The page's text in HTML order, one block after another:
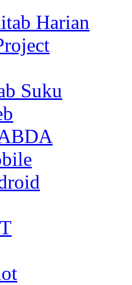
Harian
Suku